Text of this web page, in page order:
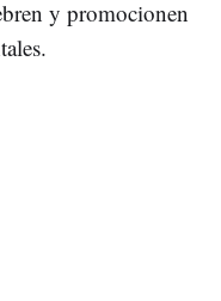
y promocionen